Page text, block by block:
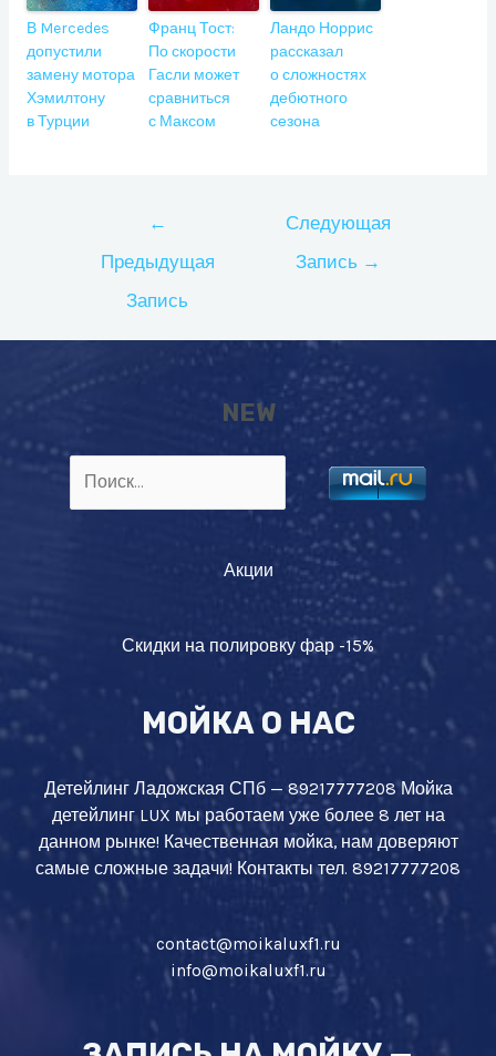
В Mercedes
допустили
замену мотора
Хэмилтону
в Турции
Франц Тост:
По скорости
Гасли может
сравниться
с Максом
Ландо Норрис
рассказал
о сложностях
дебютного
сезона
записям
←
Предыдущая
Запись
Следующая
Запись →
NEW
Акции
Скидки на полировку фар -15%
МОЙКА О НАС
Детейлинг Ладожская СПб — 89217777208 Мойка
детейлинг LUX мы работаем уже более 8 лет на
данном рынке! Качественная мойка, нам доверяют
самые сложные задачи! Контакты тел. 89217777208
contact@moikaluxf1.ru
info@moikaluxf1.ru